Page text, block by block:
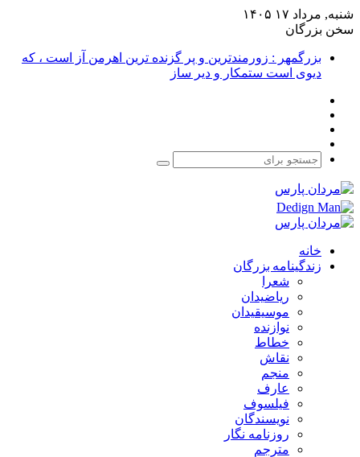
شنبه, مرداد ۱۷ ۱۴۰۵
سخن بزرگان
بزرگمهر : زورمندترین و پر گزنده ترین اهرمن آز است ، که
دیوی است ستمکار و دیر ساز
جستجو
خانه
زندگینامه بزرگان
شعرا
ریاضیدان
موسیقیدان
نوازنده
خطاط
نقاش
منجم
عارف
فیلسوف
نویسندگان
روزنامه نگار
مترجم